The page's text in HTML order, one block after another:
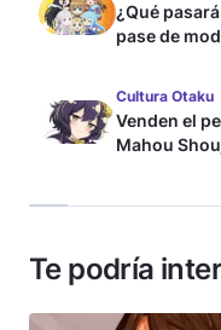
¿Qué
pase de
Cultura Otaku
Venden el
Mahou
Te podría